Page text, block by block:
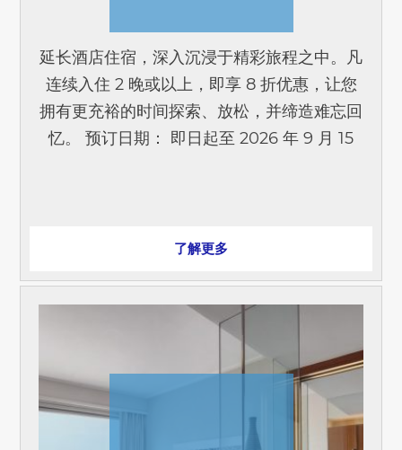
延长酒店住宿，深入沉浸于精彩旅程之中。凡
连续入住 2 晚或以上，即享 8 折优惠，让您
拥有更充裕的时间探索、放松，并缔造难忘回
忆。 预订日期： 即日起至 2026 年 9 月 15
了解更多